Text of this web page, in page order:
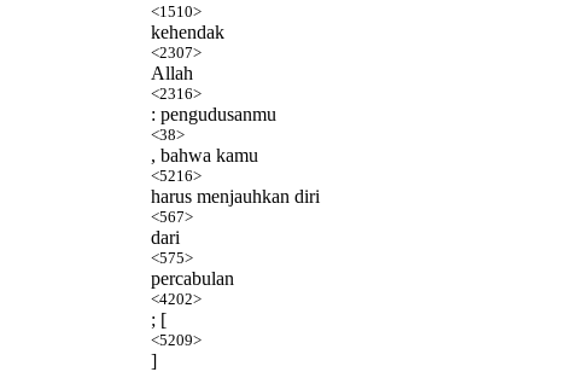
<1510>
kehendak
<2307>
Allah
<2316>
: pengudusanmu
<38>
, bahwa kamu
<5216>
harus menjauhkan diri
<567>
dari
<575>
percabulan
<4202>
; [
<5209>
]